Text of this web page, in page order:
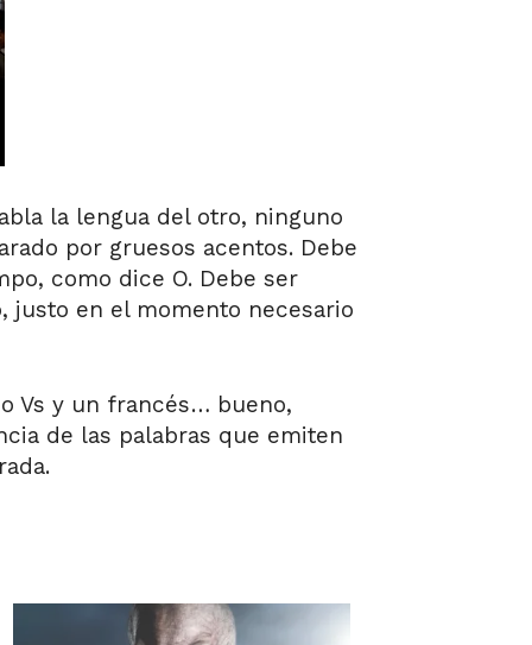
la lengua del otro, ninguno
por gruesos acentos. Debe
como dice O. Debe ser
justo en el momento necesario
Vs y un francés… bueno,
de las palabras que emiten